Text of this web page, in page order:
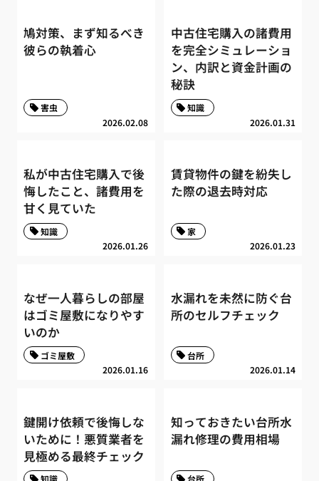
鳩対策、まず知るべき
彼らの執着心
2026.02.08
害虫
中古住宅購入の諸費用
を完全シミュレーショ
ン、内訳と資金計画の
秘訣
2026.01.31
知識
私が中古住宅購入で後
悔したこと、諸費用を
甘く見ていた
2026.01.26
知識
賃貸物件の鍵を紛失し
た際の退去時対応
2026.01.23
家
なぜ一人暮らしの部屋
はゴミ屋敷になりやす
いのか
2026.01.16
ゴミ屋敷
水漏れを未然に防ぐ台
所のセルフチェック
2026.01.14
台所
鍵開け依頼で後悔しな
いために！悪質業者を
見極める最終チェック
知っておきたい台所水
漏れ修理の費用相場